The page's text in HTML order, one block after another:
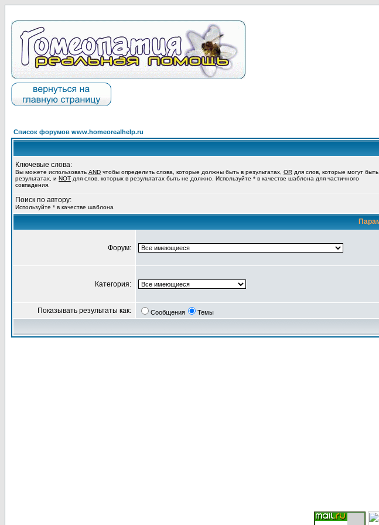
Список форумов www.homeorealhelp.ru
Ключевые слова:
Вы можете использовать AND чтобы определить слова, которые должны быть в результатах, OR для слов, которые могут
результатах, и NOT для слов, которых в результатах быть не должно. Используйте * в качестве шаблона для частичного
совпадения.
Поиск по автору:
Используйте * в качестве шаблона
Форум:
Категория:
Показывать результаты как: Сообщения Темы